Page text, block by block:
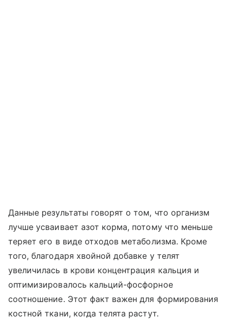
Данные результаты говорят о том, что организм
лучше усваивает азот корма, потому что меньше
теряет его в виде отходов метаболизма. Кроме
того, благодаря хвойной добавке у телят
увеличилась в крови концентрация кальция и
оптимизировалось кальций-фосфорное
соотношение. Этот факт важен для формирования
костной ткани, когда телята растут.